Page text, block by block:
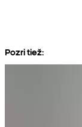
Pozri tiež: